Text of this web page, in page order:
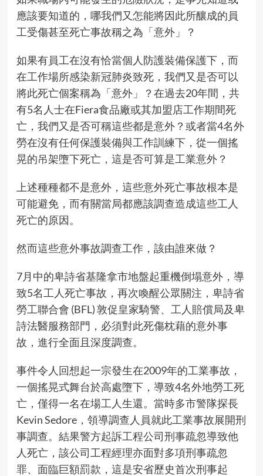
應該要知道的，哪我們又怎能將因此所釀成的員
工受傷甚至死亡事故稱之為「意外」？
如果有員工在沒有恰當個人防護裝備保護下，而
在工作場所感染新冠肺炎致死，我們又是否可以
將此死亡個案稱為「意外」？在過去20年間，共
有5名人士在Fiera食品廠或其加盟店工作期間死
亡，我們又是否可稱這些都是意外？或者當4名外
勞在沒有任何保護裝備與工作訓練下，從一個搖
晃的吊架墮下死亡，這是否可算是工業意外？
上述種種都不是意外，這些意外死亡事故根本是
可能避免，而有關當局都應該調查造成這些工人
死亡的原因。
然而這些意外事故調查工作，該由誰來做？
7月中的卑詩省基隆拿市地盤起重機倒塌意外，導
致5名工人死亡事故，再次喚醒公眾關注，卑詩省
勞工聯合會 (BFL) 敦促皇家騎警、工人賠償局及卑
詩法醫服務部門，必須對此死傷枕藉的意外事
故，進行全面且深度調查。
事件令人回想起一宗發生在2009年的工業事故，
一個搖晃式舞台於高處墮下，導致4名外地勞工死
亡，僅得一名在場工人生還。當時多市警隊探長
Kevin Sedore，領導調查人員就此工業事故展開刑
事調查。結果警方起訴工程公司刑事疏忽導致他
人死亡，該公司工程經理亦面對多項刑事疏忽
罪、面臨巨額罰款，這是安省歷史首次刑事起